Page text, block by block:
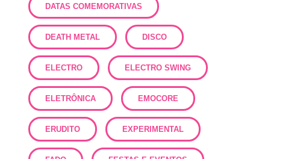
DATAS COMEMORATIVAS
DEATH METAL DISCO
ELECTRO ELECTRO SWING
ELETRÔNICA EMOCORE
ERUDITO EXPERIMENTAL